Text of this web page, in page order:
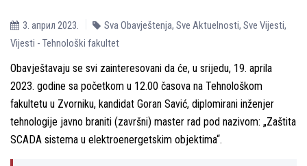
3. април 2023. Sva Obavještenja, Sve Aktuelnosti, Sve Vijesti,
Vijesti - Tehnološki fakultet
Obavještavaju se svi zainteresovani da će, u srijedu, 19. aprila
2023. godine sa početkom u 12.00 časova na Tehnološkom
fakultetu u Zvorniku, kandidat Goran Savić, diplomirani inženjer
tehnologije javno braniti (završni) master rad pod nazivom: „Zaštita
SCADA sistema u elektroenergetskim objektima“.